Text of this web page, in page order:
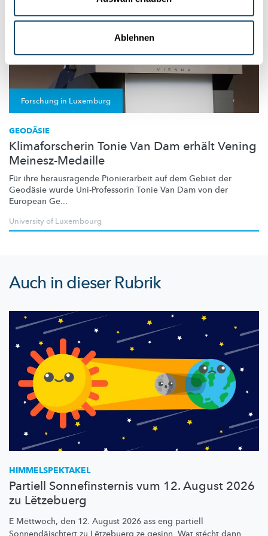
Ablehnen
Forschung in Luxemburg
GEODÄSIE
Klimaforscherin Tonie Van Dam erhält Vening
Meinesz-Medaille
Für ihre herausragende Pionierarbeit auf dem Gebiet der
Geodäsie wurde Uni-Professorin Tonie Van Dam von der
European Ge...
University of Luxembourg
Auch in dieser Rubrik
HIMMELSPEKTAKEL
Partiell Sonnefinsternis vum 12. August 2026
zu Lëtzebuerg
E Mëttwoch, den 12. August 2026 ass eng partiell